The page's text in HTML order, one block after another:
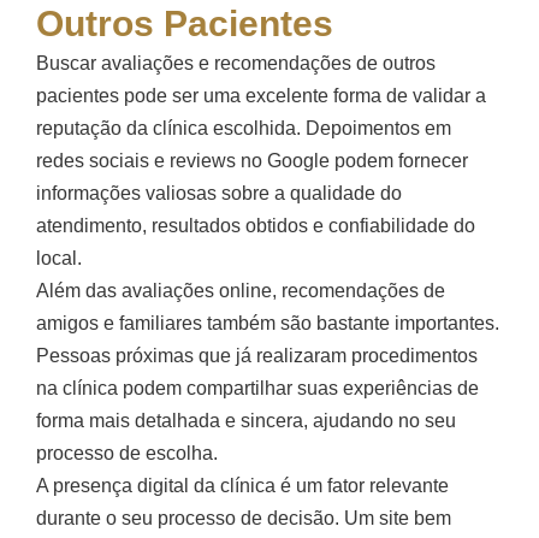
Outros Pacientes
Buscar avaliações e recomendações de outros
pacientes pode ser uma excelente forma de validar a
reputação da clínica escolhida. Depoimentos em
redes sociais e reviews no Google podem fornecer
informações valiosas sobre a qualidade do
atendimento, resultados obtidos e confiabilidade do
local.
Além das avaliações online, recomendações de
amigos e familiares também são bastante importantes.
Pessoas próximas que já realizaram procedimentos
na clínica podem compartilhar suas experiências de
forma mais detalhada e sincera, ajudando no seu
processo de escolha.
A presença digital da clínica é um fator relevante
durante o seu processo de decisão. Um site bem